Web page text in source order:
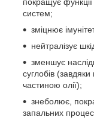
систем;
зміцнює
нейтралізує
зменшує
суглобів (завдяки
частиною олії);
знеболює,
запальних